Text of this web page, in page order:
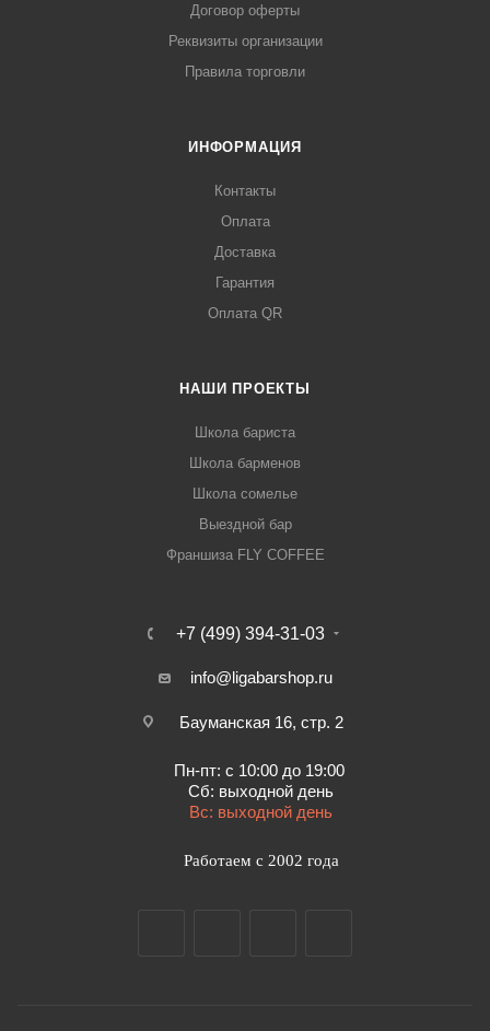
Договор оферты
Реквизиты организации
Правила торговли
ИНФОРМАЦИЯ
Контакты
Оплата
Доставка
Гарантия
Оплата QR
НАШИ ПРОЕКТЫ
Школа бариста
Школа барменов
Школа сомелье
Выездной бар
Франшиза FLY COFFEE
+7 (499) 394-31-03
info@ligabarshop.ru
Бауманская 16, стр. 2
Пн-пт: с 10:00 до 19:00
Сб: выходной день
Вс: выходной день
Работаем с 2002 года